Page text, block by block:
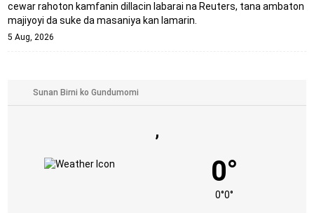
cewar rahoton kamfanin dillacin labarai na Reuters, tana ambaton
majiyoyi da suke da masaniya kan lamarin.
5 Aug, 2026
,
0°
0°0°